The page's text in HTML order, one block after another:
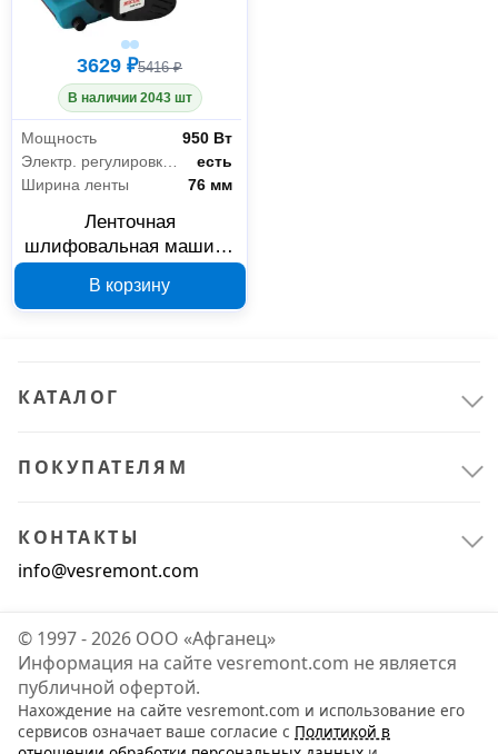
3629 ₽5416 ₽
В наличии 2043 шт
Мощность
950 Вт
есть
Ширина ленты
76 мм
Ленточная
шлифовальная машина
В корзину
КАТАЛОГ
ПОКУПАТЕЛЯМ
КОНТАКТЫ
info@vesremont.com
© 1997 - 2026 ООО «Афганец»
Информация на сайте vesremont.com не является
публичной офертой.
Нахождение на сайте vesremont.com и использование его
сервисов означает ваше согласие с Политикой в